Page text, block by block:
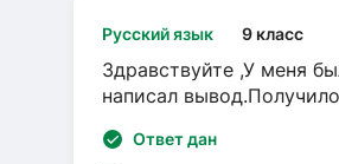
Русский язык 9 класс
Здравствуйте ,У меня
написал
Ответ дан